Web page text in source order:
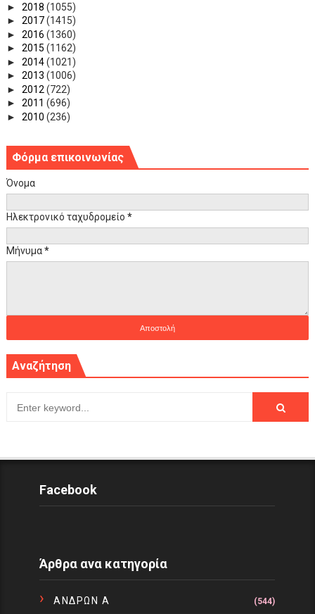
► 2018 (1055)
► 2017(1415)
► 2016 (1360)
► 2015 (1162)
► 2014(1021)
► 2013 (1006)
► 2012 (722)
► 2011 (696)
► 2010 (236)
Φόρμα επικοινωνίας
Όνομα
Ηλεκτρονικό ταχυδρομείο *
Μήνυμα*
Αναζήτηση
Facebook
Άρθρα ανα κατηγορία
ΑΝΔΡΩΝ Α (544)